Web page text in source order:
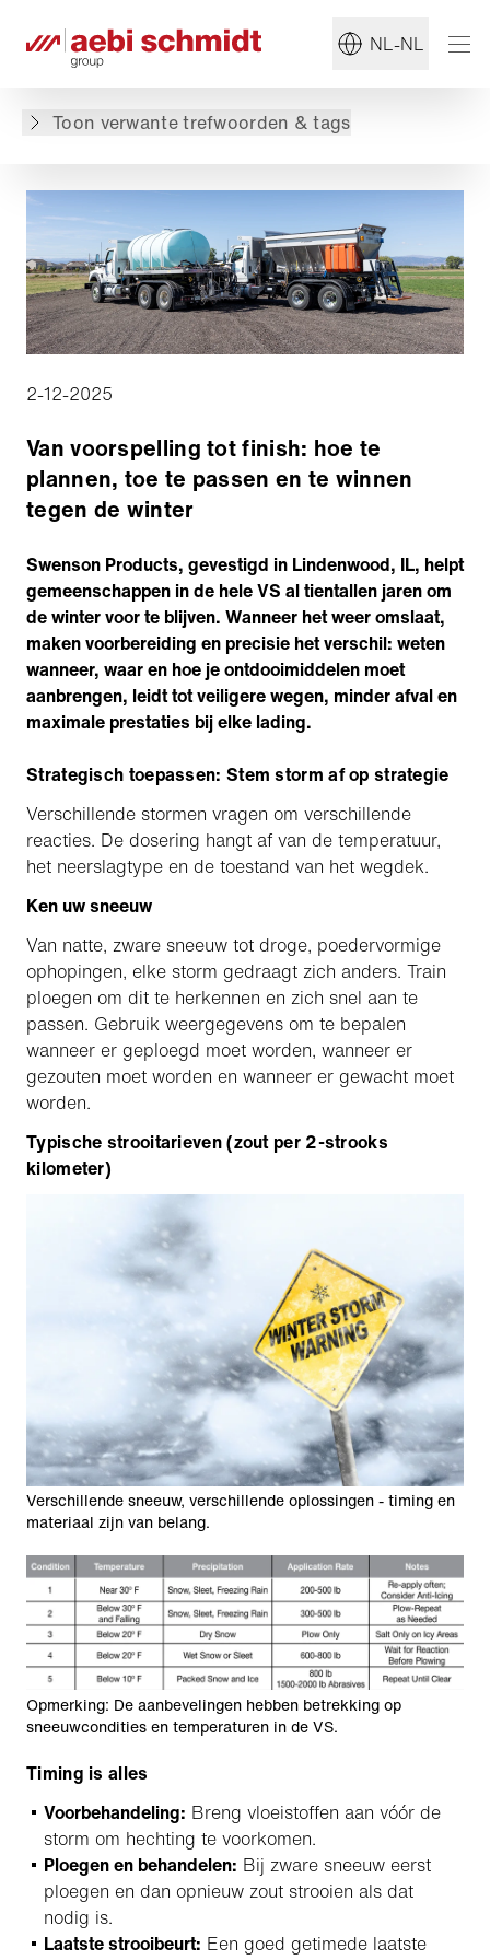
NL-NL
Toon verwante trefwoorden & tags
#Winter Onderhoud
2-12-2025
Van voorspelling tot finish: hoe te
plannen, toe te passen en te winnen
tegen de winter
Swenson Products, gevestigd in Lindenwood, IL, helpt
gemeenschappen in de hele VS al tientallen jaren om
de winter voor te blijven. Wanneer het weer omslaat,
maken voorbereiding en precisie het verschil: weten
wanneer, waar en hoe je ontdooimiddelen moet
aanbrengen, leidt tot veiligere wegen, minder afval en
maximale prestaties bij elke lading.
Strategisch toepassen: Stem storm af op strategie
Verschillende stormen vragen om verschillende
reacties. De dosering hangt af van de temperatuur,
het neerslagtype en de toestand van het wegdek.
Ken uw sneeuw
Van natte, zware sneeuw tot droge, poedervormige
ophopingen, elke storm gedraagt zich anders. Train
ploegen om dit te herkennen en zich snel aan te
passen. Gebruik weergegevens om te bepalen
wanneer er geploegd moet worden, wanneer er
gezouten moet worden en wanneer er gewacht moet
worden.
Typische strooitarieven (zout per 2-strooks
kilometer)
Verschillende sneeuw, verschillende oplossingen - timing en
materiaal zijn van belang.
Opmerking: De aanbevelingen hebben betrekking op
sneeuwcondities en temperaturen in de VS.
Timing is alles
Voorbehandeling: Breng vloeistoffen aan vóór de
storm om hechting te voorkomen.
Ploegen en behandelen: Bij zware sneeuw eerst
ploegen en dan opnieuw zout strooien als dat
nodig is.
Laatste strooibeurt: Een goed getimede laatste